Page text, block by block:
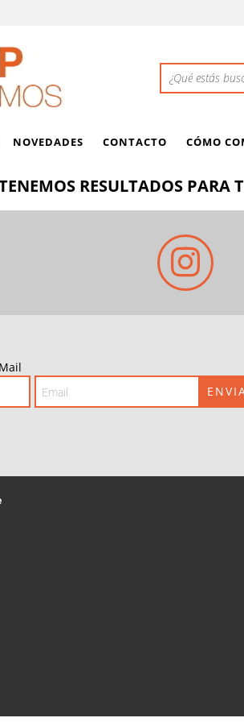
NOVEDADES CONTACTO CÓMO
RESULTADOS PARA